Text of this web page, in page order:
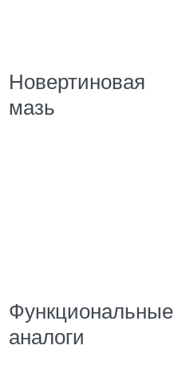
Новертиновая
мазь
Функциональные
аналоги